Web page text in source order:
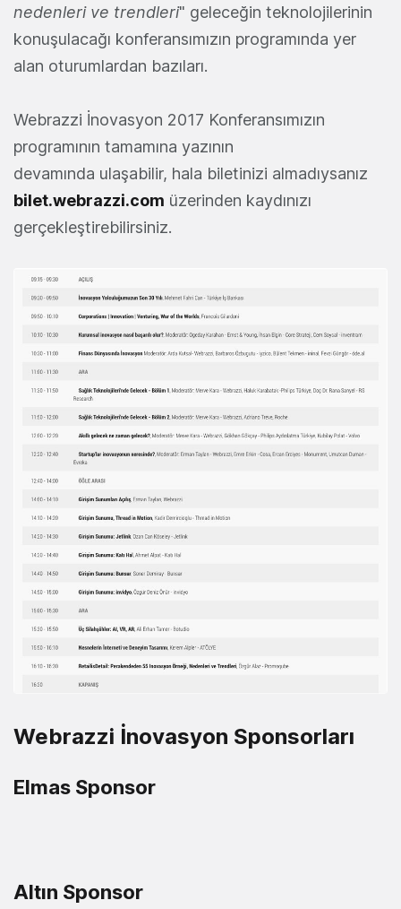
nedenleri ve trendleri" geleceğin teknolojilerinin
konuşulacağı konferansımızın programında yer
alan oturumlardan bazıları.
Webrazzi İnovasyon 2017 Konferansımızın
programının tamamına yazının
devamında ulaşabilir, hala biletinizi almadıysanız
bilet.webrazzi.com üzerinden kaydınızı
gerçekleştirebilirsiniz.
Webrazzi İnovasyon Sponsorları
Elmas Sponsor
Altın Sponsor